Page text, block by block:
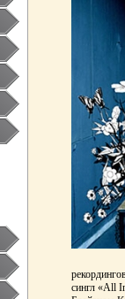
сингл «All